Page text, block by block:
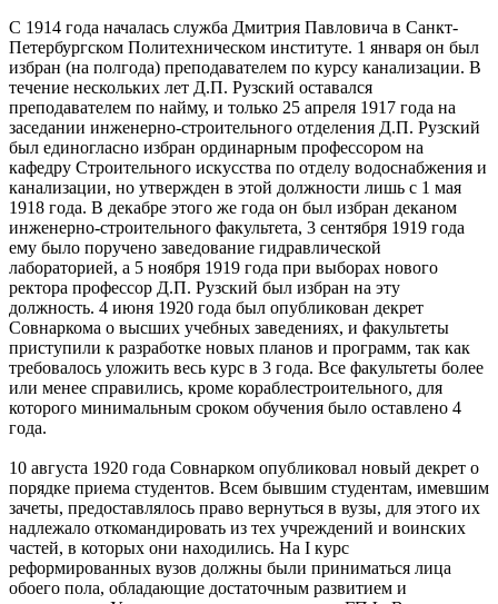
С 1914 года началась служба Дмитрия Павловича в Санкт-
Петербургском Политехническом институте. 1 января он был
избран (на полгода) преподавателем по курсу канализации. В
течение нескольких лет Д.П. Рузский оставался
преподавателем по найму, и только 25 апреля 1917 года на
заседании инженерно-строительного отделения Д.П. Рузский
был единогласно избран ординарным профессором на
кафедру Строительного искусства по отделу водоснабжения и
канализации, но утвержден в этой должности лишь с 1 мая
1918 года. В декабре этого же года он был избран деканом
инженерно-строительного факультета, 3 сентября 1919 года
ему было поручено заведование гидравлической
лабораторией, а 5 ноября 1919 года при выборах нового
ректора профессор Д.П. Рузский был избран на эту
должность. 4 июня 1920 года был опубликован декрет
Совнаркома о высших учебных заведениях, и факультеты
приступили к разработке новых планов и программ, так как
требовалось уложить весь курс в 3 года. Все факультеты более
или менее справились, кроме кораблестроительного, для
которого минимальным сроком обучения было оставлено 4
года.
10 августа 1920 года Совнарком опубликовал новый декрет о
порядке приема студентов. Всем бывшим студентам, имевшим
зачеты, предоставлялось право вернуться в вузы, для этого их
надлежало откомандировать из тех учреждений и воинских
частей, в которых они находились. На I курс
реформированных вузов должны были приниматься лица
обоего пола, обладающие достаточным развитием и